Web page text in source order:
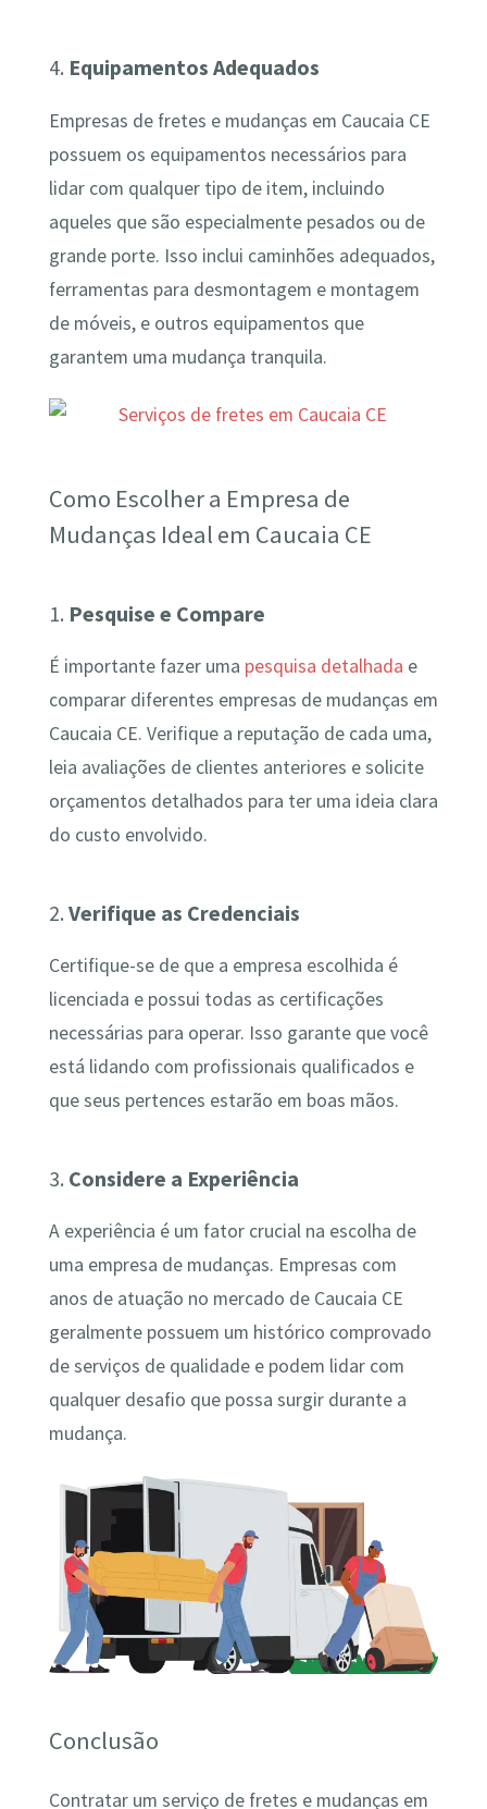
4. Equipamentos Adequados
Empresas de fretes e mudanças em Caucaia CE
possuem os equipamentos necessários para
lidar com qualquer tipo de item, incluindo
aqueles que são especialmente pesados ou de
grande porte. Isso inclui caminhões adequados,
ferramentas para desmontagem e montagem
de móveis, e outros equipamentos que
garantem uma mudança tranquila.
Como Escolher a Empresa de
Mudanças Ideal em Caucaia CE
1. Pesquise e Compare
É importante fazer uma pesquisa detalhada e
comparar diferentes empresas de mudanças em
Caucaia CE. Verifique a reputação de cada uma,
leia avaliações de clientes anteriores e solicite
orçamentos detalhados para ter uma ideia clara
do custo envolvido.
2. Verifique as Credenciais
Certifique-se de que a empresa escolhida é
licenciada e possui todas as certificações
necessárias para operar. Isso garante que você
está lidando com profissionais qualificados e
que seus pertences estarão em boas mãos.
3. Considere a Experiência
A experiência é um fator crucial na escolha de
uma empresa de mudanças. Empresas com
anos de atuação no mercado de Caucaia CE
geralmente possuem um histórico comprovado
de serviços de qualidade e podem lidar com
qualquer desafio que possa surgir durante a
mudança.
Conclusão
Contratar um serviço de fretes e mudanças em